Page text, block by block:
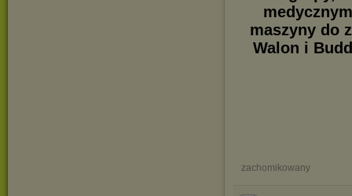
maszyny do
Walon i
zachomikowany